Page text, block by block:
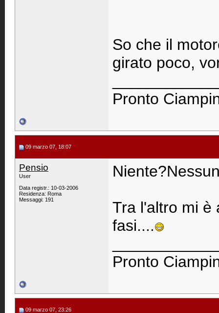
So che il
girato poco,
Pronto
09 marzo 07, 18:07
Pensio
User
Data registr.: 10-03-2006
Residenza: Roma
Messaggi: 191
Tra l'altro mi è
fasi....
Pronto
09 marzo 07, 23:26